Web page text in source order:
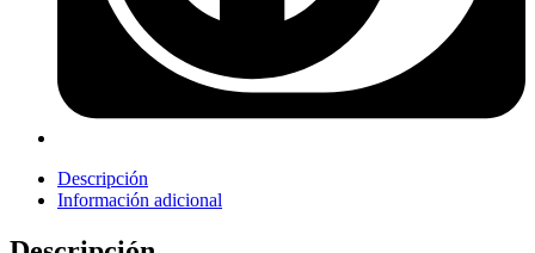
Descripción
Información adicional